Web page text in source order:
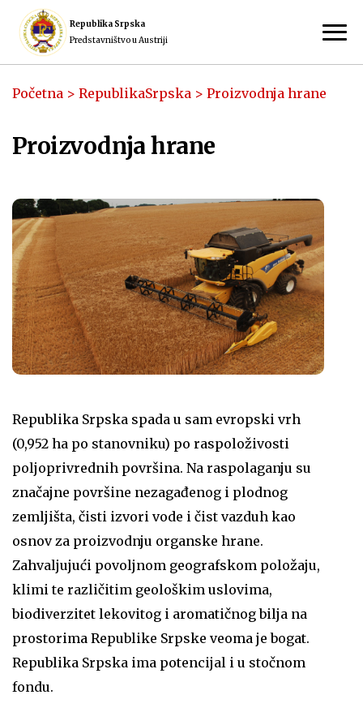
Republika Srpska
Predstavništvo u Austriji
Početna > RepublikaSrpska > Proizvodnja hrane
Proizvodnja hrane
Republika Srpska spada u sam evropski vrh
(0,952 ha po stanovniku) po raspoloživosti
poljoprivrednih površina. Na raspolaganju su
značajne površine nezagađenog i plodnog
zemljišta, čisti izvori vode i čist vazduh kao
osnov za proizvodnju organske hrane.
Zahvaljujući povoljnom geografskom položaju,
klimi te različitim geološkim uslovima,
biodiverzitet lekovitog i aromatičnog bilja na
prostorima Republike Srpske veoma je bogat.
Republika Srpska ima potencijal i u stočnom
fondu.